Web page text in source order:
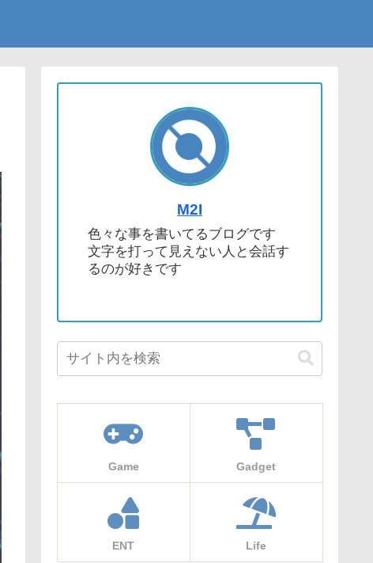
M2I
色々な事を書いてるブログです
文字を打って見えない人と会話す
るのが好きです
Game Gadget
ENT Life